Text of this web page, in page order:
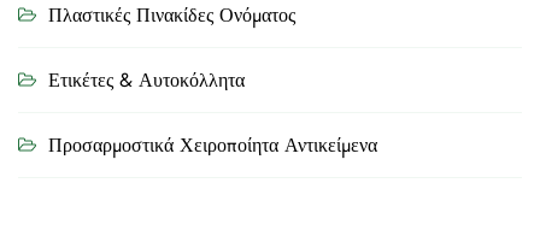
Πλαστικές Πινακίδες Ονόματος
Ετικέτες & Αυτοκόλλητα
Προσαρμοστικά Χειροποίητα Αντικείμενα